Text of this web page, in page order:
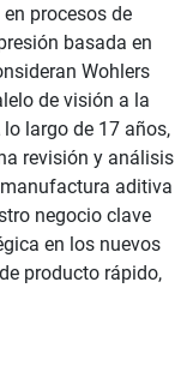
procesos de
basada en
Wohlers
de visión a la
largo de 17 años,
revisión y análisis
aditiva
negocio clave
en los nuevos
producto rápido,